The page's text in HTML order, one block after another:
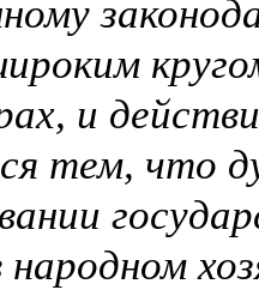
и
тем, что
народном